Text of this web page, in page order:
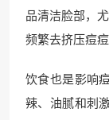
品清洁脸部，
频繁去挤压痘
饮食也是影响
辣、油腻和刺